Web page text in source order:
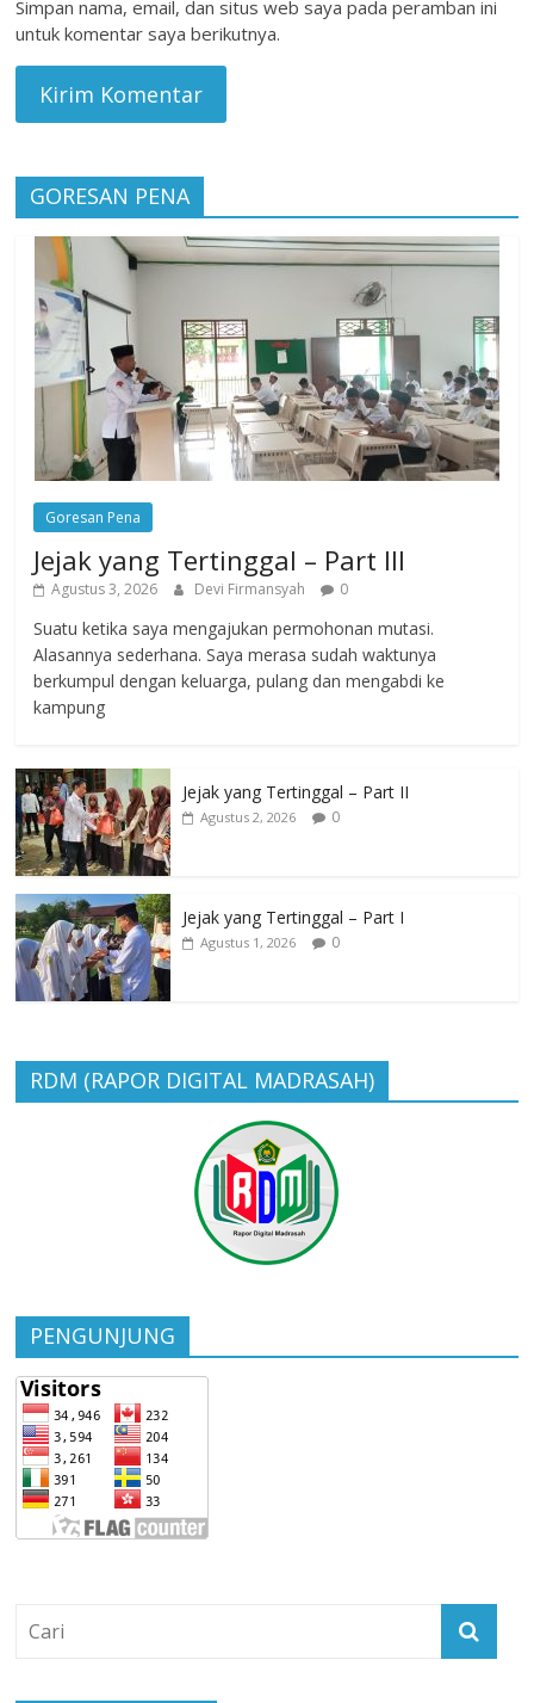
Simpan nama, email, dan situs web saya pada peramban ini
untuk komentar saya berikutnya.
GORESAN PENA
Goresan Pena
Jejak yang Tertinggal – Part III
Agustus 3, 2026 Devi Firmansyah 0
Suatu ketika saya mengajukan permohonan mutasi.
Alasannya sederhana. Saya merasa sudah waktunya
berkumpul dengan keluarga, pulang dan mengabdi ke
kampung
Jejak yang Tertinggal – Part II
Agustus 2, 2026 0
Jejak yang Tertinggal – Part I
Agustus 1, 2026 0
RDM (RAPOR DIGITAL MADRASAH)
PENGUNJUNG